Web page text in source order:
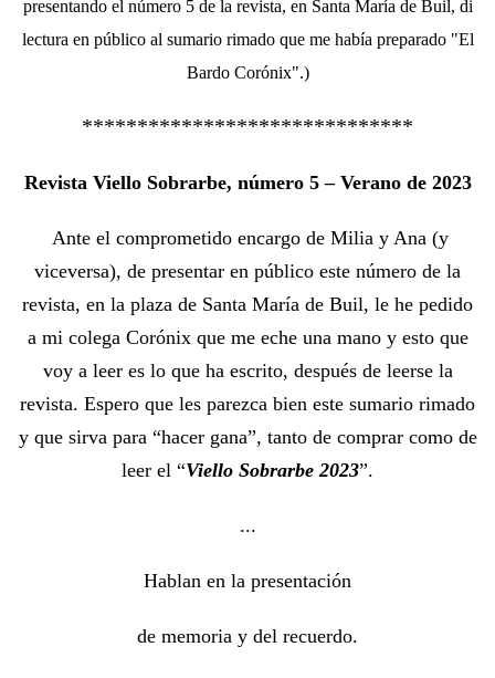
presentando el número 5 de la revista, en Santa María de Buil, di
lectura en público al sumario rimado que me había preparado "El
Bardo Corónix".)
******************************
Revista Viello Sobrarbe, número 5 – Verano de 2023
Ante el comprometido encargo de Milia y Ana (y
viceversa), de presentar en público este número de la
revista, en la plaza de Santa María de Buil, le he pedido
a mi colega Corónix que me eche una mano y esto que
voy a leer es lo que ha escrito, después de leerse la
revista. Espero que les parezca bien este sumario rimado
y que sirva para “hacer gana”, tanto de comprar como de
leer el “Viello Sobrarbe 2023”.
...
Hablan en la presentación
de memoria y del recuerdo.